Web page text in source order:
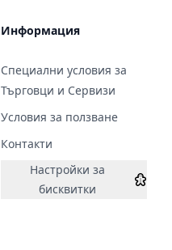
Информация
Специални условия за
Търговци и Сервизи
Условия за ползване
Контакти
Настройки за
бисквитки